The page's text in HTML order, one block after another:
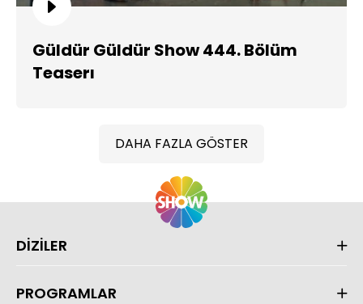
Güldür Güldür Show 444. Bölüm
Teaserı
DAHA FAZLA GÖSTER
DİZİLER
PROGRAMLAR